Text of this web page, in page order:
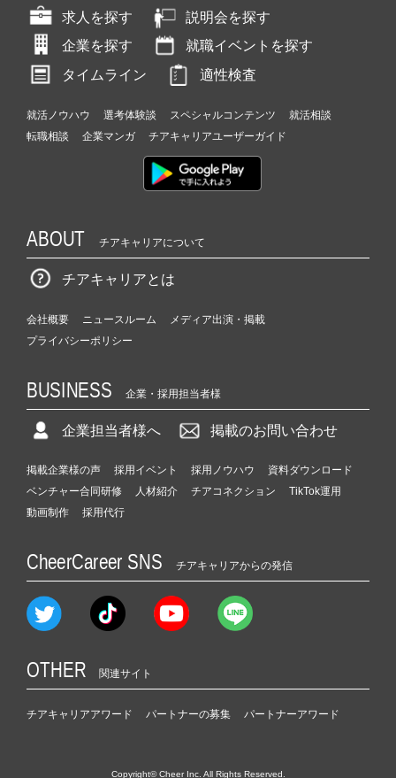
求人を探す
説明会を探す
企業を探す
就職イベントを探す
タイムライン
適性検査
就活ノウハウ 選考体験談 スペシャルコンテンツ
就活相談
転職相談
企業マンガ チアキャリアユーザーガイド
ABOUT チアキャリアについて
チアキャリアとは
会社概要 ニュースルーム
メディア出演・掲載
プライバシーポリシー
BUSINESS 企業・採用担当者様
企業担当者様へ 掲載のお問い合わせ
掲載企業様の声 採用イベント 採用ノウハウ
資料ダウンロード
ベンチャー合同研修
人材紹介 チアコネクション
TikTok運用
動画制作
採用代行
CheerCareer SNS チアキャリアからの発信
OTHER 関連サイト
チアキャリアアワード パートナーの募集 パートナーアワード
Copyright© Cheer Inc. All Rights Reserved.